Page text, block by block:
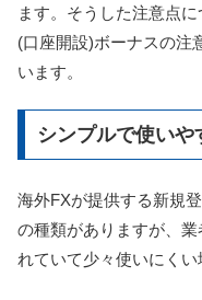
ます。そうした注意点
(口座開設)ボーナスの注
います。
シンプルで使い
海外FXが提供する新規
の種類がありますが、
れていて少々使いにくい